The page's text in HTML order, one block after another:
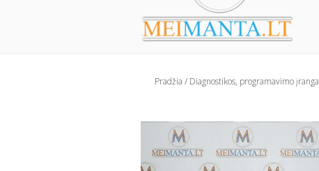
Pradžia / Diagnostikos, programavimo įranga